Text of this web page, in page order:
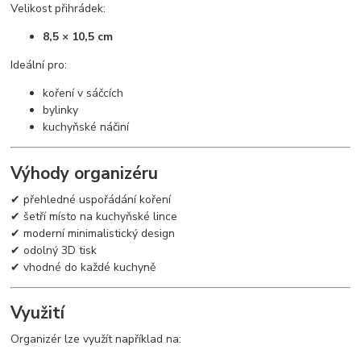
Velikost přihrádek:
8,5 × 10,5 cm
Ideální pro:
koření v sáčcích
bylinky
kuchyňské náčiní
Výhody organizéru
✔ přehledné uspořádání koření
✔ šetří místo na kuchyňské lince
✔ moderní minimalistický design
✔ odolný 3D tisk
✔ vhodné do každé kuchyně
Využití
Organizér lze využít například na: